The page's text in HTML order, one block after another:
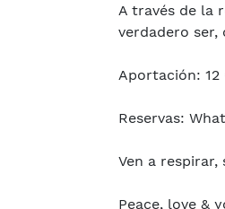
A través de la
verdadero ser,
Aportación: 12
Reservas:
Ven a
Peace, love &